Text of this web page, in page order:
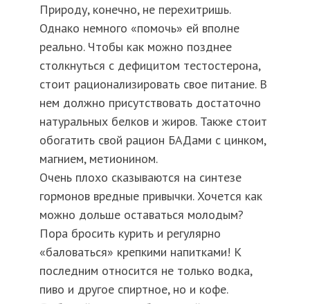
Природу, конечно, не перехитришь.
Однако немного «помочь» ей вполне
реально. Чтобы как можно позднее
столкнуться с дефицитом тестостерона,
стоит рационализировать свое питание. В
нем должно присутствовать достаточно
натуральных белков и жиров. Также стоит
обогатить свой рацион БАДами с цинком,
магнием, метионином.
Очень плохо сказываются на синтезе
гормонов вредные привычки. Хочется как
можно дольше оставаться молодым?
Пора бросить курить и регулярно
«баловаться» крепкими напитками! К
последним относится не только водка,
пиво и другое спиртное, но и кофе.